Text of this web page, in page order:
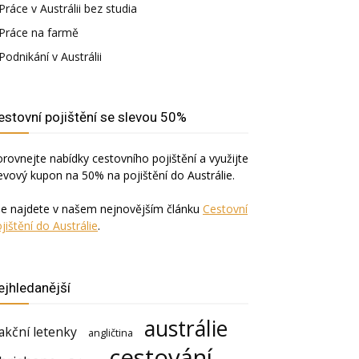
Práce v Austrálii bez studia
Práce na farmě
Podnikání v Austrálii
pojištění se slevou 50%
nabídky cestovního pojištění a využijte
kupon na 50% na pojištění do Austrálie.
najdete v našem nejnovějším článku Cestovní
do Austrálie.
letenky angličtina austrálie